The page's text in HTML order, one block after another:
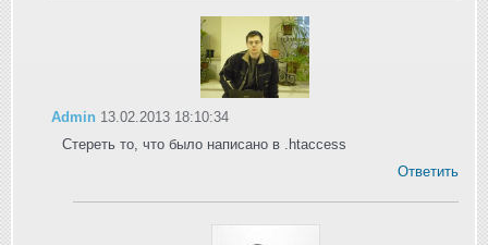
Admin 13.02.2013 18:10:34
Стереть то, что было написано в .htaccess
Ответить